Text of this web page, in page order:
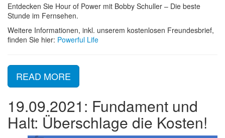
Entdecken Sie Hour of Power mit Bobby Schuller – Die beste
Stunde im Fernsehen.
Weitere Informationen, inkl. unserem kostenlosen Freundesbrief,
finden Sie hier: Powerful Life
READ MORE
19.09.2021: Fundament und
Halt: Überschlage die Kosten!